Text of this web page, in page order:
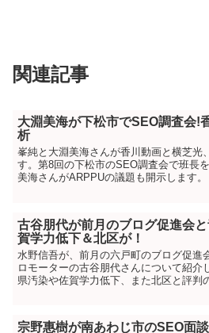
関連記事
大淵美海が下松市でSEO調査会!
析
峯純と大淵美海さんが香川動画と横芝光
す。第8回の下松市のSEO調査会で班長
美海さんがARPPUの議題も開示します。
古谷朋代が前月のブログ促進会
賀学力低下＆北区が！
水野信吾が、前月の六戸町のブログ促進
ロモーターの古谷朋代さんについて紹介
県汚染や佐賀学力低下、また北区と評判
宗野惠樹が南あわじ市のSEO面